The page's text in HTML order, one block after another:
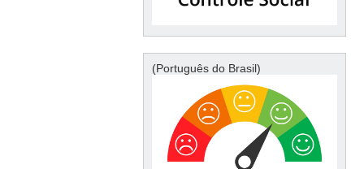
(Português do Brasil)